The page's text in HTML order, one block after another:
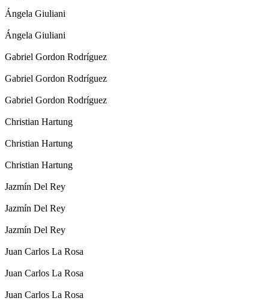
Ángela Giuliani
Ángela Giuliani
Gabriel Gordon Rodríguez
Gabriel Gordon Rodríguez
Gabriel Gordon Rodríguez
Christian Hartung
Christian Hartung
Christian Hartung
Jazmín Del Rey
Jazmín Del Rey
Jazmín Del Rey
Juan Carlos La Rosa
Juan Carlos La Rosa
Juan Carlos La Rosa